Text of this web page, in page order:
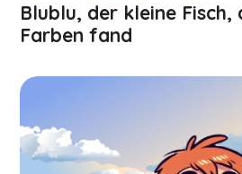
Blublu, der kleine Fisch,
Farben fand